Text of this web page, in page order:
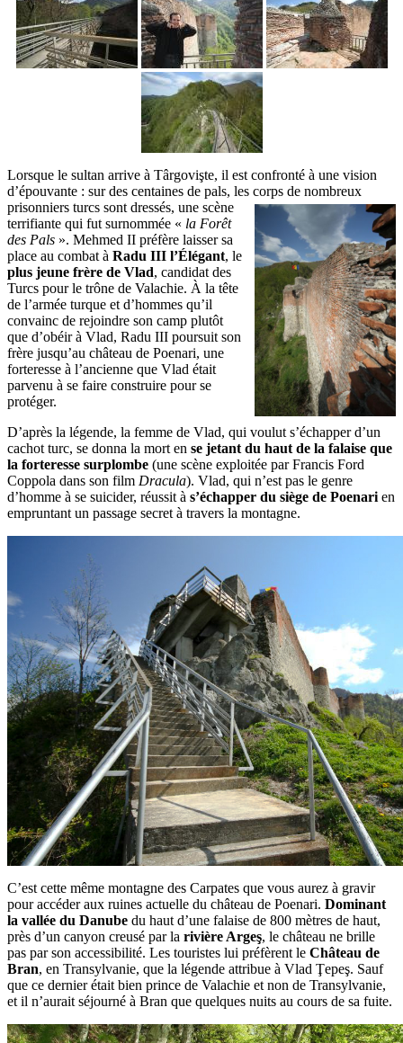
Lorsque le sultan arrive à Târgovişte, il est confronté à une vision
d’épouvante : sur des centaines de pals, les corps de nombreux
prisonniers turcs sont dressés, une scène
terrifiante qui fut surnommée « la Forêt
des Pals ». Mehmed II préfère laisser sa
place au combat à Radu III l’Élégant, le
plus jeune frère de Vlad, candidat des
Turcs pour le trône de Valachie. À la tête
de l’armée turque et d’hommes qu’il
convainc de rejoindre son camp plutôt
que d’obéir à Vlad, Radu III poursuit son
frère jusqu’au château de Poenari, une
forteresse à l’ancienne que Vlad était
parvenu à se faire construire pour se
protéger.
D’après la légende, la femme de Vlad, qui voulut s’échapper d’un
cachot turc, se donna la mort en se jetant du haut de la falaise que
la forteresse surplombe (une scène exploitée par Francis Ford
Coppola dans son film Dracula). Vlad, qui n’est pas le genre
d’homme à se suicider, réussit à s’échapper du siège de Poenari en
empruntant un passage secret à travers la montagne.
C’est cette même montagne des Carpates que vous aurez à gravir
pour accéder aux ruines actuelle du château de Poenari. Dominant
la vallée du Danube du haut d’une falaise de 800 mètres de haut,
près d’un canyon creusé par la rivière Argeş, le château ne brille
pas par son accessibilité. Les touristes lui préfèrent le Château de
Bran, en Transylvanie, que la légende attribue à Vlad Ţepeş. Sauf
que ce dernier était bien prince de Valachie et non de Transylvanie,
et il n’aurait séjourné à Bran que quelques nuits au cours de sa fuite.